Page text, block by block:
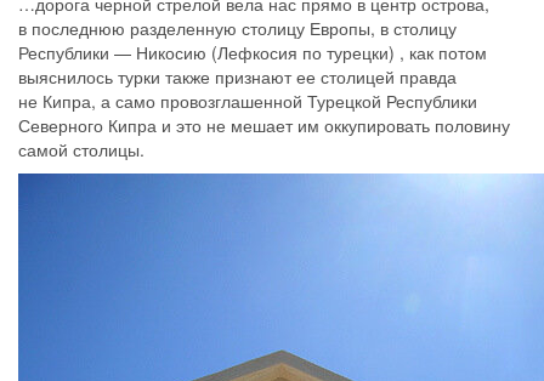
в последнюю разделенную столицу Европы, в столицу
Республики — Никосию (Лефкосия по турецки) , как потом
выяснилось турки также признают ее столицей правда
не Кипра, а само провозглашенной Турецкой Республики
Северного Кипра и это не мешает им оккупировать половину
самой столицы.